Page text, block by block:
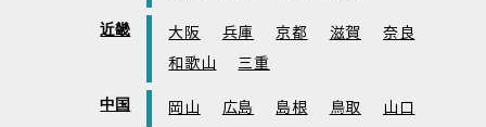
近畿 大阪 兵庫 京都 滋賀
奈良
和歌山
三重
中国 岡山 広島 島根 鳥取 山口